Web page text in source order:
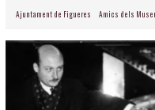
Ajuntament de Figueres Amics dels